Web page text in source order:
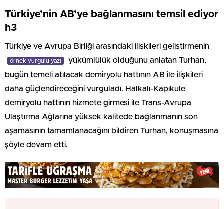
Türkiye’nin AB’ye bağlanmasını temsil ediyor
h3
Türkiye ve Avrupa Birliği arasındaki ilişkileri geliştirmenin
örnek vurgulu yazı
yükümlülük olduğunu anlatan Turhan,
bugün temeli atılacak demiryolu hattının AB ile ilişkileri
daha güçlendireceğini vurguladı. Halkalı-Kapıkule
demiryolu hattının hizmete girmesi ile Trans-Avrupa
Ulaştırma Ağlarına yüksek kalitede bağlanmanın son
aşamasının tamamlanacağını bildiren Turhan, konuşmasına
şöyle devam etti.